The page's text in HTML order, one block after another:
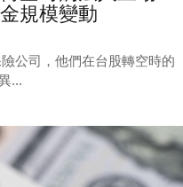
規模變動
公司，他們在台股轉空時的
...